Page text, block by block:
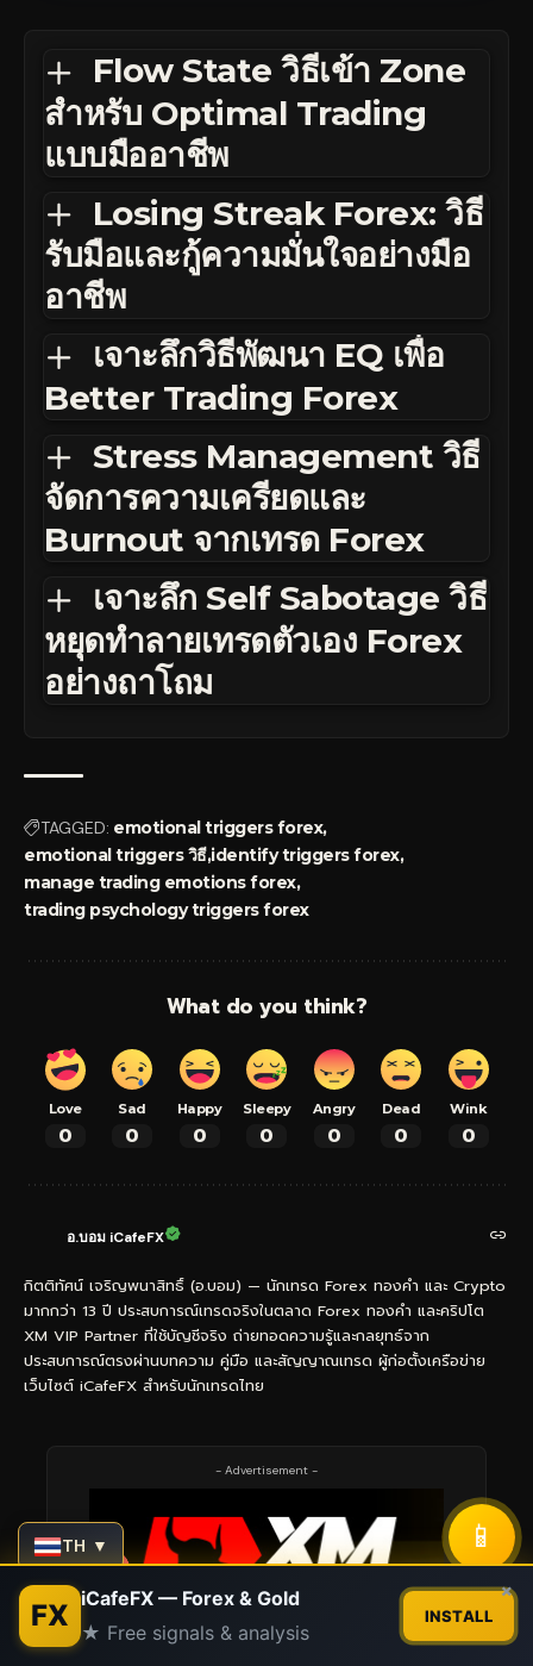
Flow State วิธีเข้า Zone
สำหรับ Optimal Trading
แบบมืออาชีพ
Losing Streak Forex: วิธี
รับมือและกู้ความมั่นใจอย่างมือ
อาชีพ
เจาะลึกวิธีพัฒนา EQ เพื่อ
Better Trading Forex
Stress Management วิธี
จัดการความเครียดและ
Burnout จากเทรด Forex
เจาะลึก Self Sabotage วิธี
หยุดทำลายเทรดตัวเอง Forex
อย่างถาโถม
TAGGED: emotional triggers forex
emotional triggers วิธีidentify triggers forex
manage trading emotions forex
trading psychology triggers forex
What do you think?
Love
0
Sad
0
Happy
0
Sleepy
0
Angry
0
Dead
0
Wink
0
อ.บอม iCafeFX
กิตติทัศน์ เจริญพนาสิทธิ์ (อ.บอม) — นักเทรด Forex ทองคำ และ Crypto
มากกว่า 13 ปี ประสบการณ์เทรดจริงในตลาด Forex ทองคำ และคริปโต
XM VIP Partner ที่ใช้บัญชีจริง ถ่ายทอดความรู้และกลยุทธ์จาก
ประสบการณ์ตรงผ่านบทความ คู่มือ และสัญญาณเทรด ผู้ก่อตั้งเครือข่าย
เว็บไซต์ iCafeFX สำหรับนักเทรดไทย
- Advertisement -
TH ▼ 📱
FX iCafeFX — Forex & Gold
★ Free signals & analysis
INSTALL
×
Contact us
Open